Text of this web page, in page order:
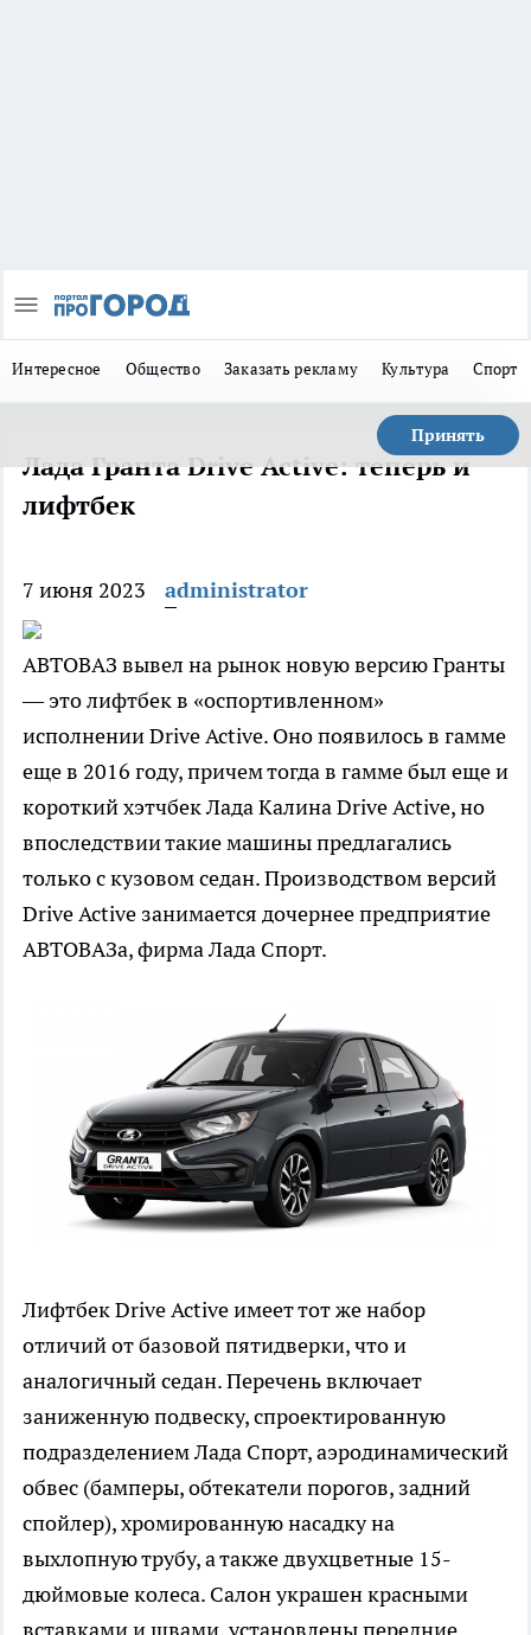
Интересное Общество Заказать рекламу Культура Спорт
Принять
Лада Гранта Drive Active: теперь и
лифтбек
7 июня 2023 administrator
АВТОВАЗ вывел на рынок новую версию Гранты
— это лифтбек в «оспортивленном»
исполнении Drive Active. Оно появилось в гамме
еще в 2016 году, причем тогда в гамме был еще и
короткий хэтчбек Лада Калина Drive Active, но
впоследствии такие машины предлагались
только с кузовом седан. Производством версий
Drive Active занимается дочернее предприятие
АВТОВАЗа, фирма Лада Спорт.
Лифтбек Drive Active имеет тот же набор
отличий от базовой пятидверки, что и
аналогичный седан. Перечень включает
заниженную подвеску, спроектированную
подразделением Лада Спорт, аэродинамический
обвес (бамперы, обтекатели порогов, задний
спойлер), хромированную насадку на
выхлопную трубу, а также двухцветные 15-
дюймовые колеса. Салон украшен красными